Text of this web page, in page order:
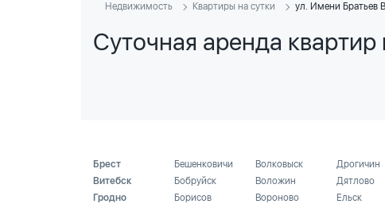
Недвижимость Квартиры на сутки ул. Имени Братьев
Суточная аренда
Брест
Витебск
Гродно
Бешенковичи
Бобруйск
Борисов
Волковыск
Воложин
Вороново
Дрогичин
Дятлово
Ельск